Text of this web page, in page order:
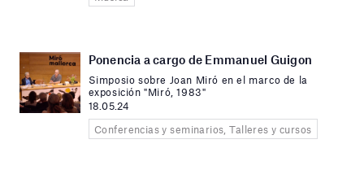
Ponencia a cargo de Emmanuel Guigon
Simposio sobre Joan Miró en el marco de la
exposición "Miró, 1983"
18.05.24
Conferencias y seminarios, Talleres y cursos